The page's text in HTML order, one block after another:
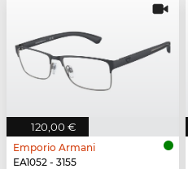
120,00 €
Emporio Armani
EA1052 - 3155